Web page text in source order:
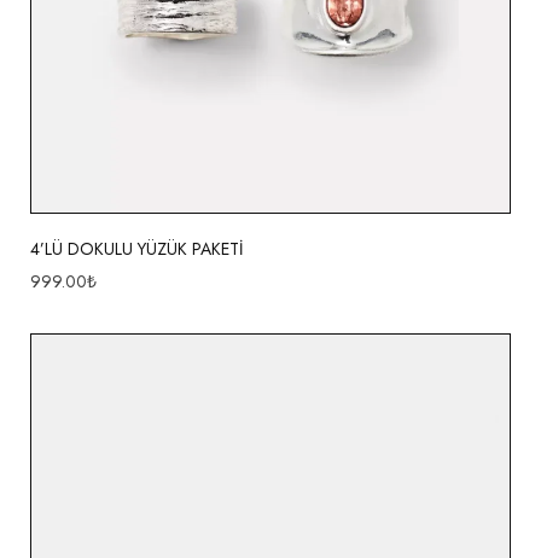
4’LÜ DOKULU YÜZÜK PAKETİ
999.00₺